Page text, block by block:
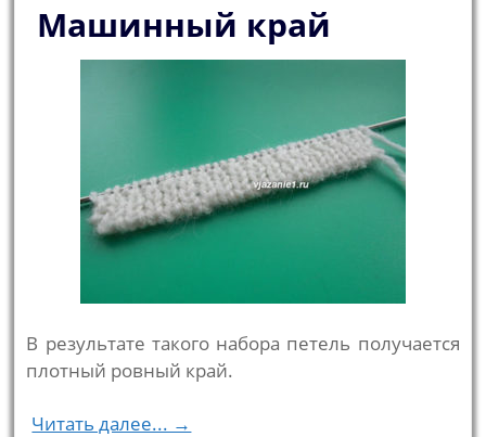
Машинный край
В результате такого набора петель получается
плотный ровный край.
Читать далее... →